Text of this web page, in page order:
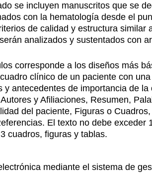
se incluyen manuscritos que se
con la hematología desde el
de calidad y estructura similar
analizados y sustentados con
corresponde a los diseños más
clínico de un paciente con
antecedentes de importancia de la
y Afiliaciones, Resumen,
del paciente, Figuras o
El texto no debe exceder
cuadros, figuras y tablas.
mediante el sistema de